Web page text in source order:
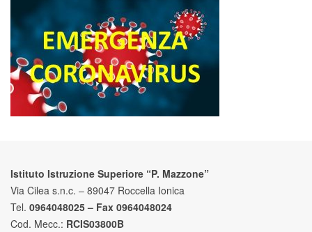
Istituto Istruzione Superiore “P. Mazzone”
Via Cilea s.n.c. – 89047 Roccella Ionica
Tel. 0964048025 – Fax 0964048024
Cod. Mecc.: RCIS03800B